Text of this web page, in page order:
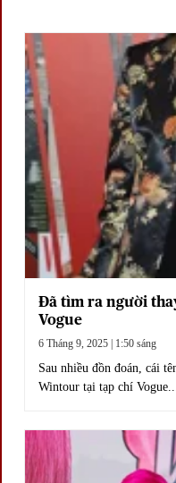
Đã tìm ra người
Vogue
6 Tháng 9, 2025 | 1:50 sáng
Sau nhiều đồn đoán, cái
Wintour tại tạp chí Vogue...